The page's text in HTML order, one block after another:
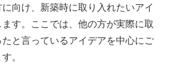
向け、新築時に取り入れたいアイ
す。ここでは、他の方が実際に取
と言っているアイデアを中心にご
。